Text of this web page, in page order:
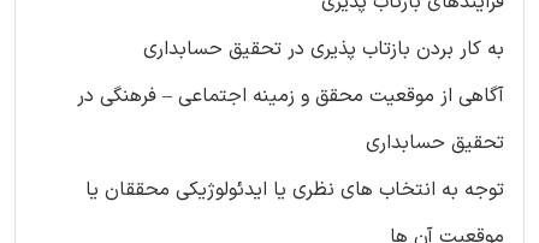
به کار بردن بازتاب پذیری در تحقیق حسابداری
آگاهی از موقعیت محقق و زمینه اجتماعی – فرهنگی در
تحقیق حسابداری
توجه به انتخاب های نظری یا ایدئولوژیکی محققان یا